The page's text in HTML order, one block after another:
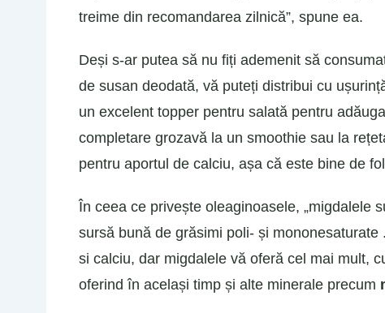
treime din recomandarea zilnică”, spune ea.
Deși s-ar putea să nu fiți ademenit să
de susan deodată, vă puteți distribui cu
un excelent topper pentru salată pentru
completare grozavă la un smoothie sau la
pentru aportul de calciu, așa că este bine de
În ceea ce privește oleaginoasele, „migdalele
sursă bună de grăsimi poli- și mononesaturate
si calciu, dar migdalele vă oferă cel mai mult,
oferind în același timp și alte minerale precum